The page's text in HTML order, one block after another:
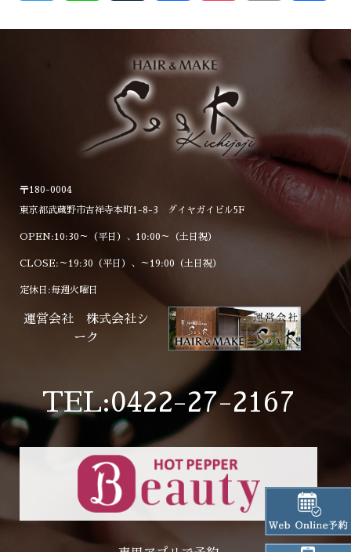
〒180-0004
東京都武蔵野市吉祥寺本町1-8-3 ダイヤガイビル5F
OPEN:10:30～（平日）、10:00～（土日祝）
CLOSE:～19:30（平日）、～19:00（土日祝）
定休日:毎週火曜日
運営会社 株式会社シ
ーク
TEL:0422-27-2167